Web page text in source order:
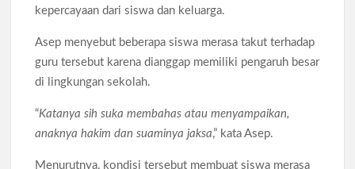
kepercayaan dari siswa dan keluarga.
Asep menyebut beberapa siswa merasa takut terhadap
guru tersebut karena dianggap memiliki pengaruh besar
di lingkungan sekolah.
“Katanya sih suka membahas atau menyampaikan,
anaknya hakim dan suaminya jaksa,” kata Asep.
Menurutnya, kondisi tersebut membuat siswa merasa